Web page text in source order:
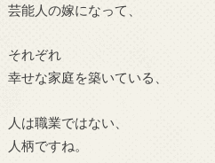
芸能人の嫁になって、
それぞれ
幸せな家庭を築いている、
人は職業ではない、
人柄ですね。